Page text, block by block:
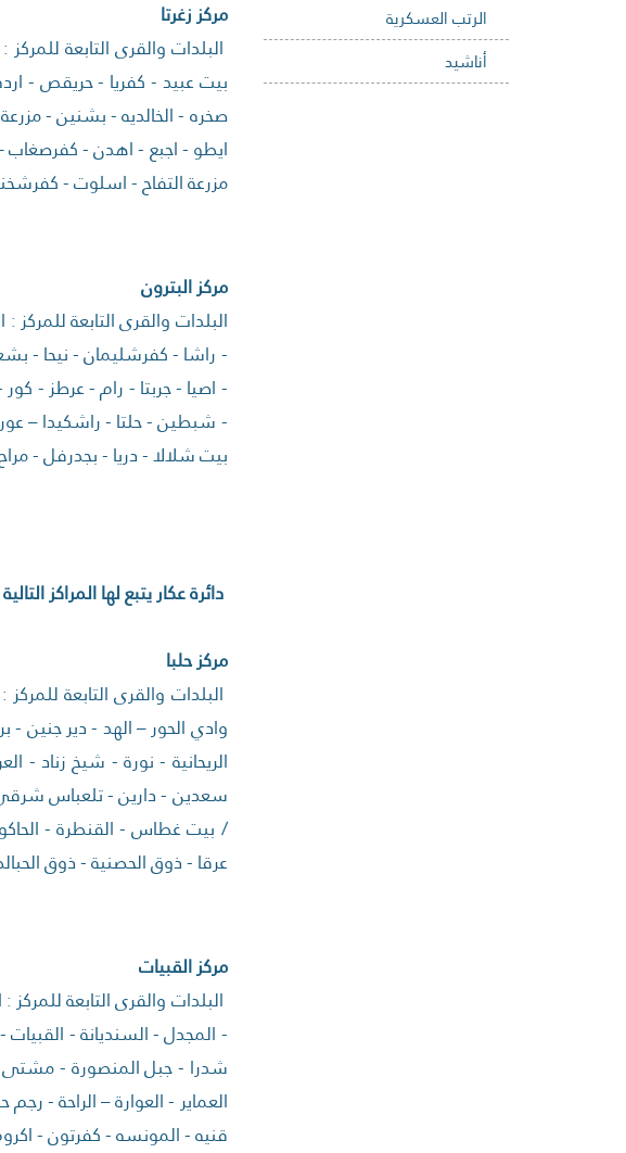
الرتب العسكرية
أناشيد
مركز زغرتا
البلدات والقرى التابعة
بيت عبيد - كفريا - حريقص -
صخره - الخالديه - بشنين -
ايطو - اجبع - اهدن - كفرصغاب
مزرعة التفاح - اسلوت -
مركز البترون
البلدات والقرى التابعة
- راشا - كفرشليمان - نيحا -
- اصيا - جربتا - رام - عرطز -
- شبطين - حلتا - راشكيدا –
بيت شلالا - دريا - بجدرفل -
دائرة عكار يتبع لها المراكز
مركز حلبا
البلدات والقرى التابعة
وادي الحور – الهد - دير جنين
الريحانية - نورة - شيخ زناد -
سعدين - دارين - تلعباس شرقي
/ بيت غطاس - القنطرة -
عرقا - ذوق الحصنية - ذوق
مركز القبيات
البلدات والقرى التابعة
- المجدل - السنديانة -
شدرا - جبل المنصورة - مشتى
العماير - العوارة – الراحة -
قنيه - المونسه - كفرتون -